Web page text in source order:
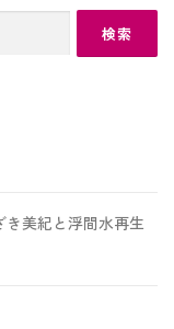
美紀と浮間水再生